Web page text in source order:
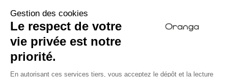
Lire la suite